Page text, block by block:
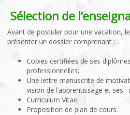
Sélection de
Avant de postuler pour une vacation, le
présenter un dossier comprenant :
Copies certifiées de ses
professionnelles;
Une lettre manuscrite de
vision de l’apprentissage et
Curriculum Vitae;
Proposition de plan de cours.